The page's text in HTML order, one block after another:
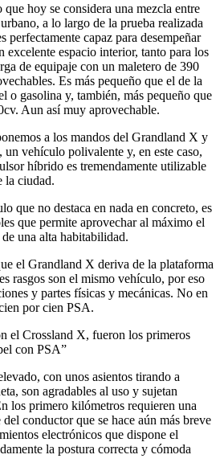
hoy se considera una mezcla entre
a lo largo de la prueba realizada
perfectamente capaz para desempeñar
excelente espacio interior, tanto para los
de equipaje con un maletero de 390
Es más pequeño que el de la
o gasolina y, también, más pequeño que
Aun así muy aprovechable.
a los mandos del Grandland X y
un vehículo polivalente y, en este caso,
híbrido es tremendamente utilizable
la ciudad.
que no destaca en nada en concreto, es
que permite aprovechar al máximo el
una alta habitabilidad.
el Grandland X deriva de la plataforma
rasgos son el mismo vehículo, por eso
y partes físicas y mecánicas. No en
por cien PSA.
el Crossland X, fueron los primeros
con PSA”
con unos asientos tirando a
son agradables al uso y sujetan
los primero kilómetros requieren una
conductor que se hace aún más breve
electrónicos que dispone el
la postura correcta y cómoda